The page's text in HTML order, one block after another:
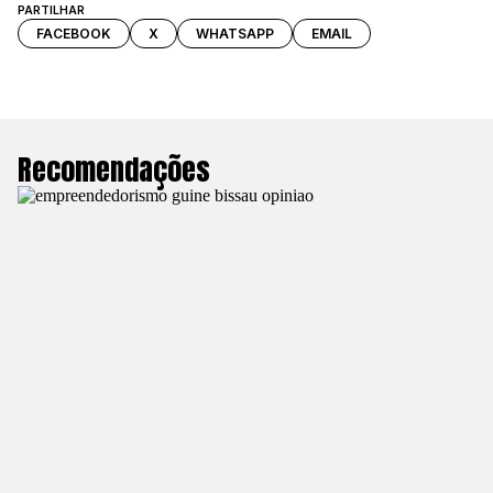
PARTILHAR
FACEBOOK X WHATSAPP EMAIL
Recomendações